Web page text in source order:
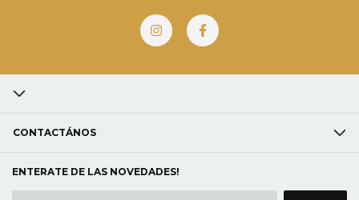
CONTACTÁNOS
ENTERATE DE LAS NOVEDADES!